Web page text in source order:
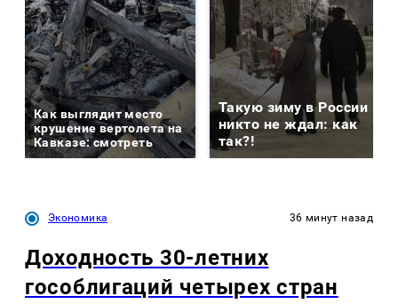
Как выглядит место
крушение вертолета на
Кавказе: смотреть
Такую зиму в России
никто не ждал: как
так?!
Экономика 36 минут назад
Доходность 30-летних
гособлигаций четырех стран